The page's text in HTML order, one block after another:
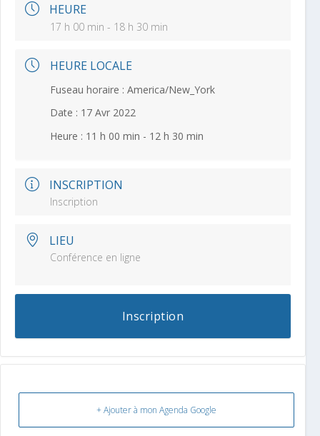
HEURE
17 h 00 min - 18 h 30 min
HEURE LOCALE
Fuseau horaire : America/New_York
Date : 17 Avr 2022
Heure : 11 h 00 min - 12 h 30 min
INSCRIPTION
Inscription
LIEU
Conférence en ligne
Inscription
+ Ajouter à mon Agenda Google